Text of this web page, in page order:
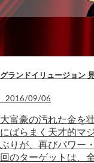
グランドイリュージョン
2016/09/06
大富豪の汚れた金を
にばらまく天才的マ
ぶりが、再びパワー
回のターゲットは、